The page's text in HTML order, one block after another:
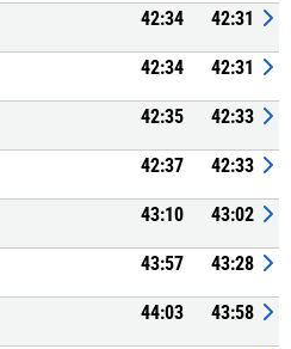
42:34 42:31
42:34 42:31
42:35 42:33
42:37 42:33
43:10 43:02
43:57 43:28
44:03 43:58